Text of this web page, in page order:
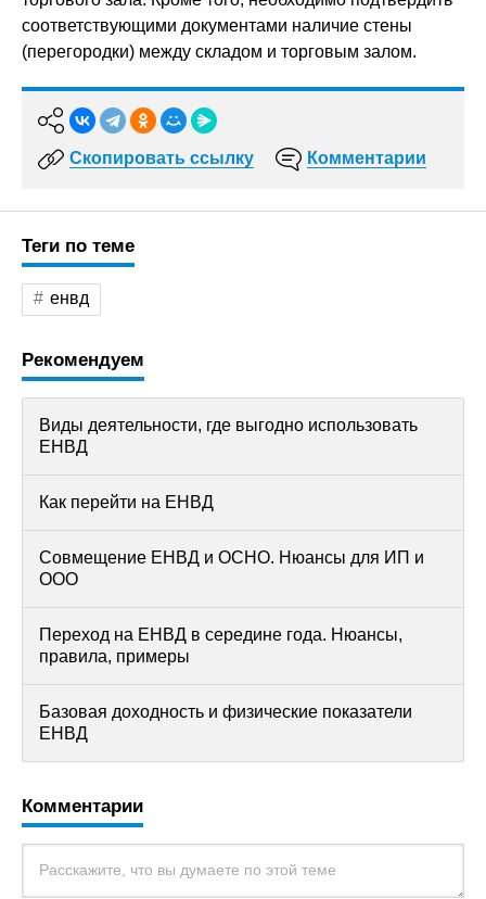
соответствующими документами наличие стены
(перегородки) между складом и торговым залом.
Скопировать ссылку Комментарии
Теги по теме
енвд
Рекомендуем
Виды деятельности, где выгодно использовать
ЕНВД
Как перейти на ЕНВД
Совмещение ЕНВД и ОСНО. Нюансы для ИП и
ООО
Переход на ЕНВД в середине года. Нюансы,
правила, примеры
Базовая доходность и физические показатели
ЕНВД
Комментарии